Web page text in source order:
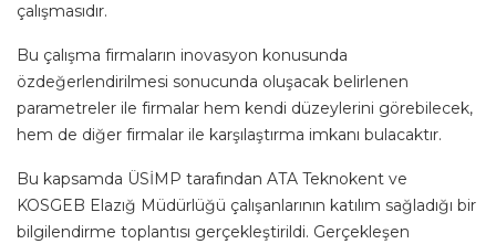
çalışmasıdır.
Bu çalışma firmaların inovasyon konusunda
özdeğerlendirilmesi sonucunda oluşacak belirlenen
parametreler ile firmalar hem kendi düzeylerini görebilecek,
hem de diğer firmalar ile karşılaştırma imkanı bulacaktır.
Bu kapsamda ÜSİMP tarafından ATA Teknokent ve
KOSGEB Elazığ Müdürlüğü çalışanlarının katılım sağladığı bir
bilgilendirme toplantısı gerçekleştirildi. Gerçekleşen